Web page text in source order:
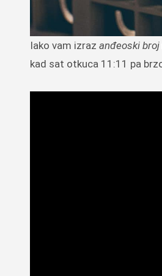
Iako vam izraz anđeoski broj
kad sat otkuca 11:11 pa